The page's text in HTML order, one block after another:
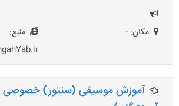
مکان: -
منبع:
آموزش موسیقی (سنتور) خصوصی